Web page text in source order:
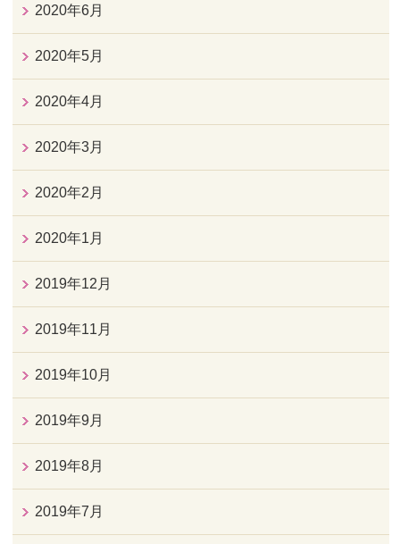
2020年6月
2020年5月
2020年4月
2020年3月
2020年2月
2020年1月
2019年12月
2019年11月
2019年10月
2019年9月
2019年8月
2019年7月